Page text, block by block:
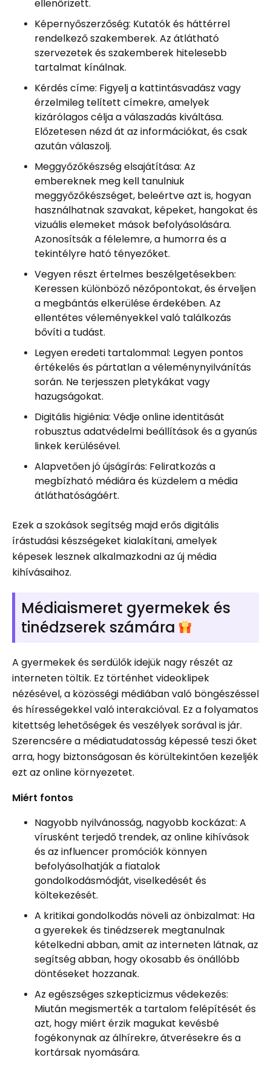
ellenőrizett.
Képernyőszerzőség: Kutatók és háttérrel
rendelkező szakemberek. Az átlátható
szervezetek és szakemberek hitelesebb
tartalmat kínálnak.
Kérdés címe: Figyelj a kattintásvadász vagy
érzelmileg telített címekre, amelyek
kizárólagos célja a válaszadás kiváltása.
Előzetesen nézd át az információkat, és csak
azután válaszolj.
Meggyőzőkészség elsajátítása: Az
embereknek meg kell tanulniuk
meggyőzőkészséget, beleértve azt is, hogyan
használhatnak szavakat, képeket, hangokat és
vizuális elemeket mások befolyásolására.
Azonosítsák a félelemre, a humorra és a
tekintélyre ható tényezőket.
Vegyen részt értelmes beszélgetésekben:
Keressen különböző nézőpontokat, és érveljen
a megbántás elkerülése érdekében. Az
ellentétes véleményekkel való találkozás
bővíti a tudást.
Legyen eredeti tartalommal: Legyen pontos
értékelés és pártatlan a véleménynyilvánítás
során. Ne terjesszen pletykákat vagy
hazugságokat.
Digitális higiénia: Védje online identitását
robusztus adatvédelmi beállítások és a gyanús
linkek kerülésével.
Alapvetően jó újságírás: Feliratkozás a
megbízható médiára és küzdelem a média
átláthatóságáért.
Ezek a szokások segítség majd erős digitális
írástudási készségeket kialakítani, amelyek
képesek lesznek alkalmazkodni az új média
kihívásaihoz.
Médiaismeret gyermekek és
tinédzserek számára
A gyermekek és serdülők idejük nagy részét az
interneten töltik. Ez történhet videoklipek
nézésével, a közösségi médiában való böngészéssel
és hírességekkel való interakcióval. Ez a folyamatos
kitettség lehetőségek és veszélyek sorával is jár.
Szerencsére a médiatudatosság képessé teszi őket
arra, hogy biztonságosan és körültekintően kezeljék
ezt az online környezetet.
Miért fontos
Nagyobb nyilvánosság, nagyobb kockázat: A
vírusként terjedő trendek, az online kihívások
és az influencer promóciók könnyen
befolyásolhatják a fiatalok
gondolkodásmódját, viselkedését és
költekezését.
A kritikai gondolkodás növeli az önbizalmat: Ha
a gyerekek és tinédzserek megtanulnak
kételkedni abban, amit az interneten látnak, az
segítség abban, hogy okosabb és önállóbb
döntéseket hozzanak.
Az egészséges szkepticizmus védekezés:
Miután megismerték a tartalom felépítését és
azt, hogy miért érzik magukat kevésbé
fogékonynak az álhírekre, átverésekre és a
kortársak nyomására.